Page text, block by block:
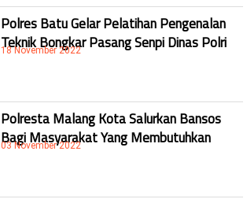
Polres Batu Gelar Pelatihan Pengenalan
Teknik Bongkar Pasang Senpi Dinas Polri
18 November 2022
Polresta Malang Kota Salurkan Bansos
Bagi Masyarakat Yang Membutuhkan
03 November 2022